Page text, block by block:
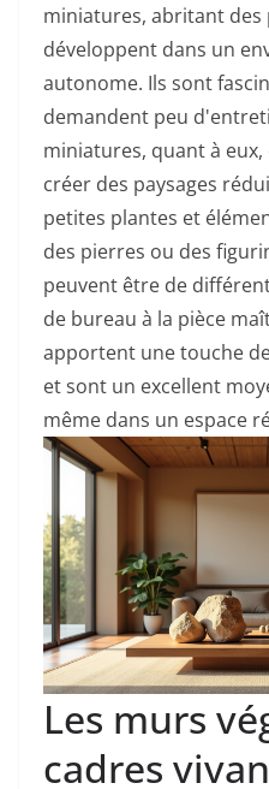
miniatures, abritant des
développent dans un
autonome. Ils sont
demandent peu
miniatures, quant à
créer des paysages
petites plantes et
des pierres ou des
peuvent être de
de bureau à la pièce
apportent une touche
et sont un excellent
même dans un espace
Les murs
cadres